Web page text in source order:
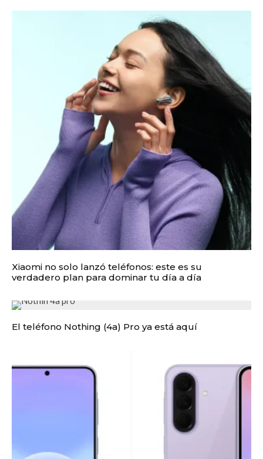
Xiaomi no solo lanzó teléfonos: este es su
verdadero plan para dominar tu día a día
El teléfono Nothing (4a) Pro ya está aquí